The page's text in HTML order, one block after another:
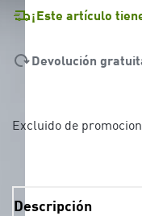
¡Este artículo
Devolución
Excluido de
Descripción